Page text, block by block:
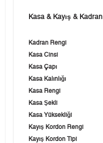
Kasa & Kayış & Kadran
Kadran Rengi
Kasa Cinsi
Kasa Çapı
Kasa Kalınlığı
Kasa Rengi
Kasa Şekli
Kasa Yüksekliği
Kayış Kordon Rengi
Kayış Kordon Tipi